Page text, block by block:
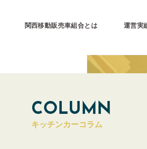
関西移動販売車組合とは
関西移動販売車組合とは
運営会社
運営実
COLUMN
キッチンカーコラム